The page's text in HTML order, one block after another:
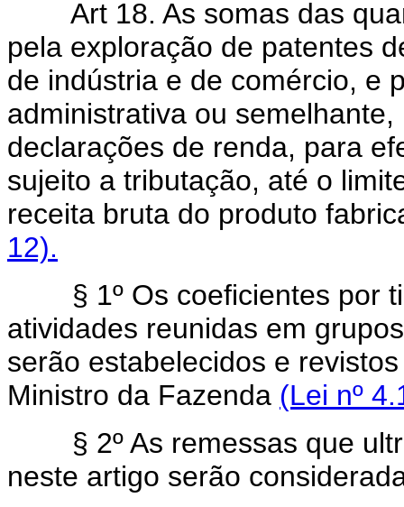
Art 18. As somas das
pela exploração de patentes
de indústria e de comércio, e
administrativa ou
declarações de renda, para
sujeito a tributação, até o
receita bruta do produto
12).
§ 1º Os coeficientes por
atividades reunidas em
serão estabelecidos e
Ministro da Fazenda (Lei nº
§ 2º As remessas que
neste artigo serão